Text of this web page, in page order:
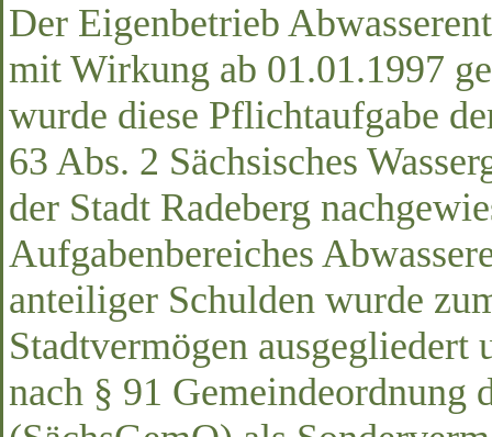
Der Eigenbetrieb
mit Wirkung ab 01.01.1997
wurde diese Pflichtaufgabe
63 Abs. 2 Sächsisches
der Stadt Radeberg
Aufgabenbereiches
anteiliger Schulden wurde
Stadtvermögen
nach § 91 Gemeindeordnung